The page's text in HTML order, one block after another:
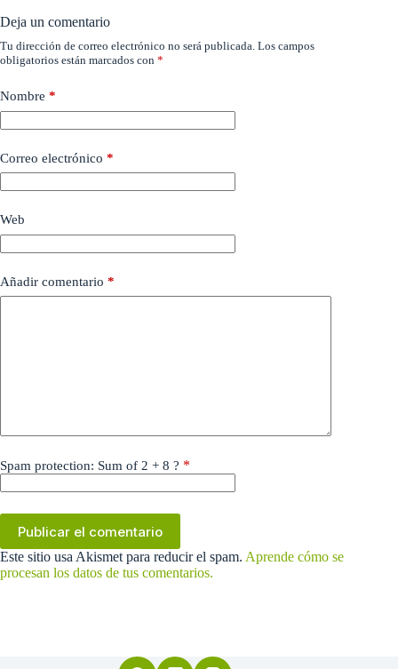
Deja un comentario
Tu dirección de correo electrónico no será publicada. Los campos
obligatorios están marcados con *
Nombre *
Correo electrónico *
Web
Añadir comentario *
Spam protection: Sum of 2 + 8 ? *
Publicar el comentario
Este sitio usa Akismet para reducir el spam. Aprende cómo se
procesan los datos de tus comentarios.